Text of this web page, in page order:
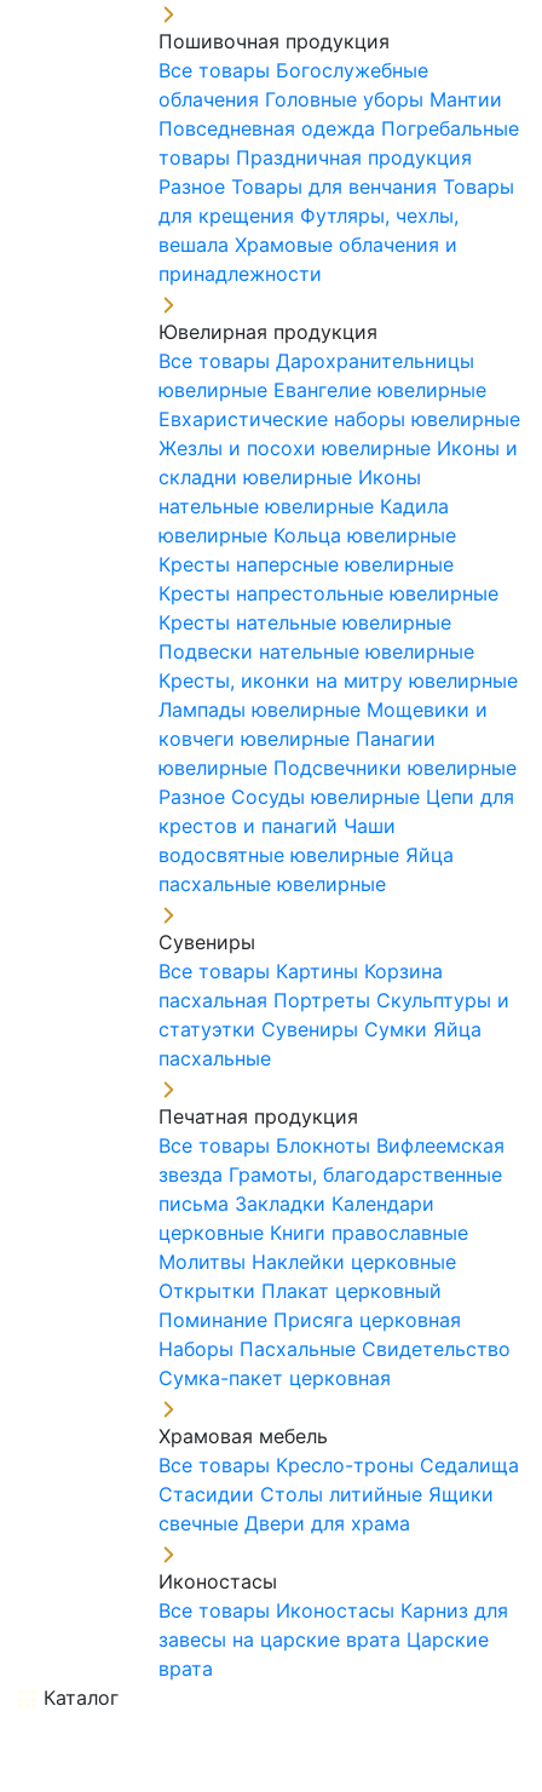
Пошивочная продукция
Все товары Богослужебные
облачения Головные уборы Мантии
Повседневная одежда Погребальные
товары Праздничная продукция
Разное Товары для венчания Товары
для крещения Футляры, чехлы,
вешала Храмовые облачения и
принадлежности
Ювелирная продукция
Все товары Дарохранительницы
ювелирные Евангелие ювелирные
Евхаристические наборы ювелирные
Жезлы и посохи ювелирные Иконы и
складни ювелирные Иконы
нательные ювелирные Кадила
ювелирные Кольца ювелирные
Кресты наперсные ювелирные
Кресты напрестольные ювелирные
Кресты нательные ювелирные
Подвески нательные ювелирные
Кресты, иконки на митру ювелирные
Лампады ювелирные Мощевики и
ковчеги ювелирные Панагии
ювелирные Подсвечники ювелирные
Разное Сосуды ювелирные Цепи для
крестов и панагий Чаши
водосвятные ювелирные Яйца
пасхальные ювелирные
Сувениры
Все товары Картины Корзина
пасхальная Портреты Скульптуры и
статуэтки Сувениры Сумки Яйца
пасхальные
Печатная продукция
Все товары Блокноты Вифлеемская
звезда Грамоты, благодарственные
письма Закладки Календари
церковные Книги православные
Молитвы Наклейки церковные
Открытки Плакат церковный
Поминание Присяга церковная
Наборы Пасхальные Свидетельство
Сумка-пакет церковная
Храмовая мебель
Все товары Кресло-троны Седалища
Стасидии Столы литийные Ящики
свечные Двери для храма
Иконостасы
Все товары Иконостасы Карниз для
завесы на царские врата Царские
врата
Каталог